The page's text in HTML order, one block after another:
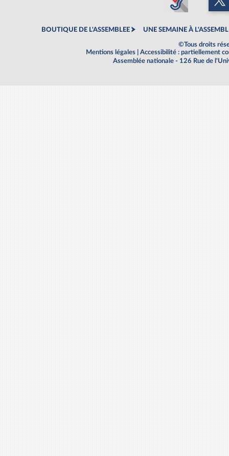
BOUTIQUE DE L'ASSEMBLEE UNE SEMAINE À
©Tous droits
Mentions légales
Accessibilité : partiellement
Assemblée nationale - 126 Rue de